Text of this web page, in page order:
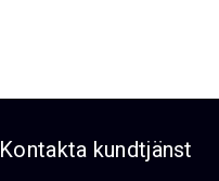
Kontakta kundtjänst